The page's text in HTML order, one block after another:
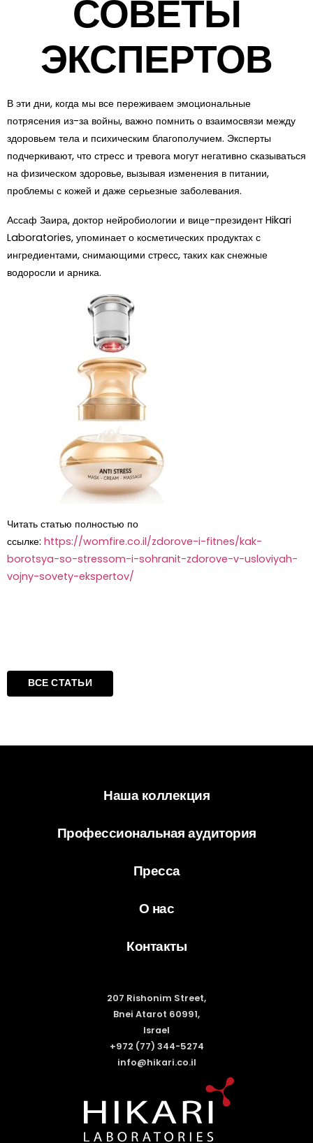
СОВЕТЫ
ЭКСПЕРТОВ
В эти дни, когда мы все переживаем эмоциональные
потрясения из-за войны, важно помнить о взаимосвязи между
здоровьем тела и психическим благополучием. Эксперты
подчеркивают, что стресс и тревога могут негативно сказываться
на физическом здоровье, вызывая изменения в питании,
проблемы с кожей и даже серьезные заболевания.
Ассаф Заира, доктор нейробиологии и вице-президент Hikari
Laboratories, упоминает о косметических продуктах с
ингредиентами, снимающими стресс, таких как снежные
водоросли и арника.
Читать статью полностью по
ссылке: https://womfire.co.il/zdorove-i-fitnes/kak-
borotsya-so-stressom-i-sohranit-zdorove-v-usloviyah-
vojny-sovety-ekspertov/
ВСЕ СТАТЬИ
Наша коллекция
Профессиональная аудитория
Пресса
О нас
Контакты
207 Rishonim Street,
Bnei Atarot 60991,
Israel
+972 (77) 344-5274
info@hikari.co.il